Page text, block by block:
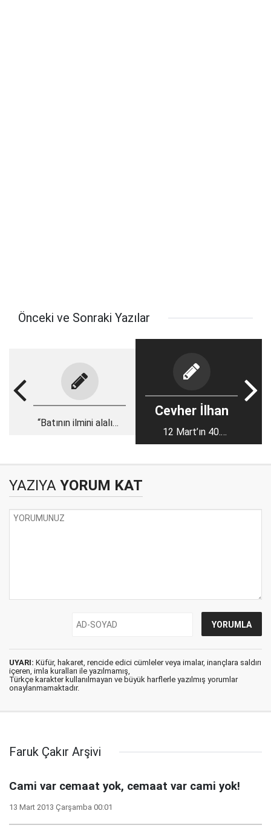
Önceki ve Sonraki Yazılar
“Batının ilmini alalım,
Cevher İlhan
12 Mart’ın 40.
yılında…
YAZIYA YORUM KAT
UYARI: Küfür, hakaret, rencide edici cümleler veya imalar, inançlara saldırı
içeren, imla kuralları ile yazılmamış,
Türkçe karakter kullanılmayan ve büyük harflerle yazılmış yorumlar
onaylanmamaktadır.
Faruk Çakır Arşivi
Cami var cemaat yok, cemaat var cami yok!
13 Mart 2013 Çarşamba 00:01